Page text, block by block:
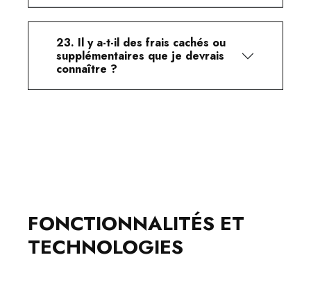
23. Il y a-t-il des frais cachés ou
supplémentaires que je devrais
connaître ?
FONCTIONNALITÉS ET
TECHNOLOGIES